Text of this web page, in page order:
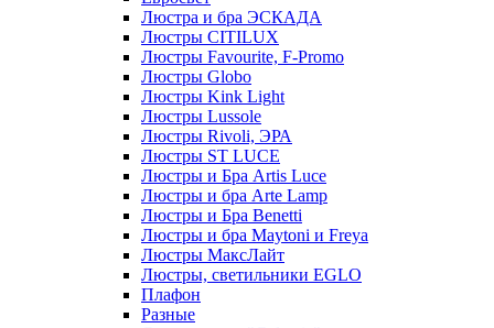
Люстра и бра ЭСКАДА
Люстры CITILUX
Люстры Favourite, F-Promo
Люстры Globo
Люстры Kink Light
Люстры Lussole
Люстры Rivoli, ЭРА
Люстры ST LUCE
Люстры и Бра Artis Luce
Люстры и бра Arte Lamp
Люстры и Бра Benetti
Люстры и бра Maytoni и Freya
Люстры МаксЛайт
Люстры, светильники EGLO
Плафон
Разные